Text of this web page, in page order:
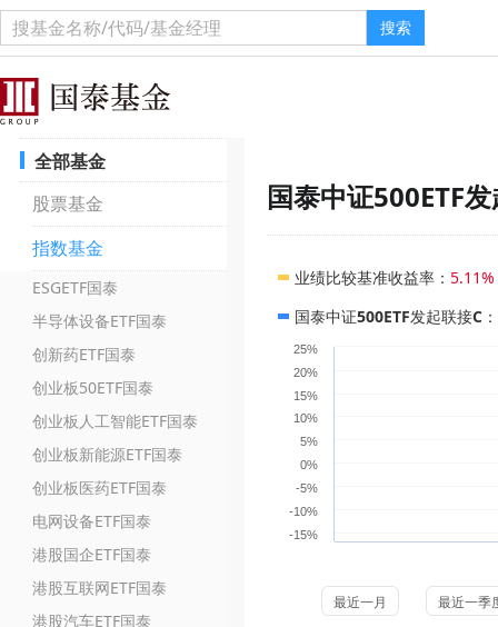
搜索
全部基金
股票基金
指数基金
ESGETF国泰
半导体设备ETF国泰
创新药ETF国泰
创业板50ETF国泰
创业板人工智能ETF国泰
创业板新能源ETF国泰
创业板医药ETF国泰
电网设备ETF国泰
港股国企ETF国泰
港股互联网ETF国泰
港股汽车ETF国泰
国泰中证500ETF
业绩比较基准收益率 ： 5.11%
国泰中证500ETF发起联接C ：
-15%
-10%
-5%
0%
5%
10%
15%
20%
25%
最近一月 最近一季